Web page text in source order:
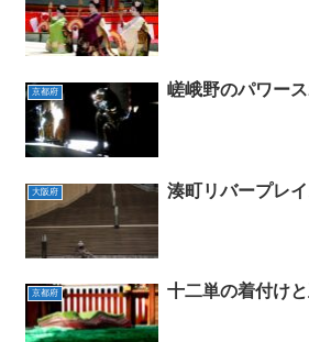
京都府 嵯峨野のパワー
大阪府 湊町リバープレ
京都府 十二単の着付け